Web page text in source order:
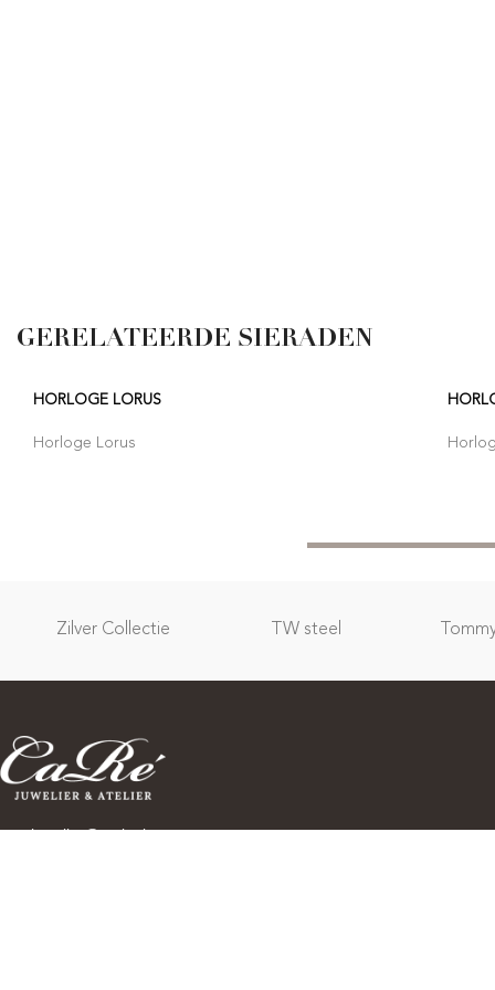
GERELATEERDE SIERADEN
HORLOGE LORUS
Horloge Lorus
Zilver Collectie TW steel
carejuwelier@outlook.com